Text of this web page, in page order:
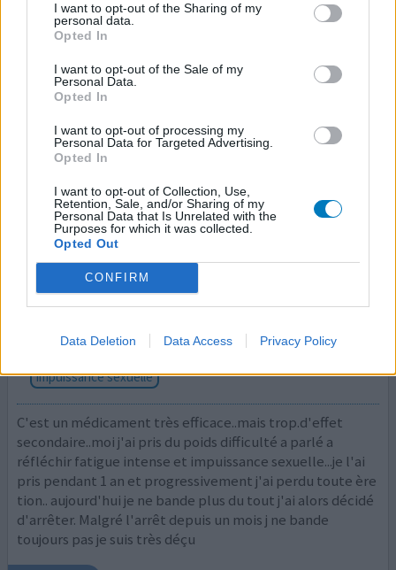
I want to opt-out of the Sharing of my
personal data.
Opted In
I want to opt-out of the Sale of my
Personal Data.
Opted In
I want to opt-out of processing my
Personal Data for Targeted Advertising.
Opted In
I want to opt-out of Collection, Use,
Retention, Sale, and/or Sharing of my
Personal Data that Is Unrelated with the
Purposes for which it was collected.
Opted Out
CONFIRM
Data Deletion Data Access Privacy Policy
impuissance sexuelle
fatigue chronique prise de poids
Tu as toujours des érections ? Moi après 7 ans de
risperidone j'ai perdu ma virilité...je n'est plus
d'érection...j'ai arrêté moi même il y a 1 mois
votre avis
Risperdal
25/12/2024 | Homme | 32
risperidone
Psychose
Efficacité
impuissance sexuelle
C'est un médicament très efficace..mais trop.d'effet
secondaire..moi j'ai pris du poids difficulté a parlé a
réfléchir fatigue intense et impuissance sexuelle...je l'ai
pris pendant 1 an et progressivement j'ai perdu toute ère
tion.. aujourd'hui je ne bande plus du tout j'ai alors décidé
d'arrêter. Malgré l'arrêt depuis un mois j ne bande
toujours pas je suis très déçu